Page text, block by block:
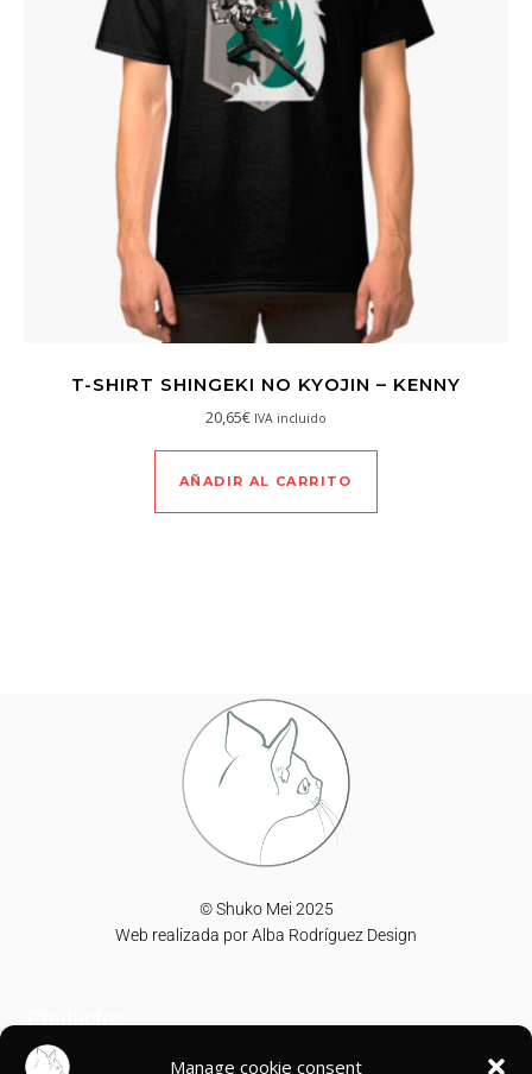
Manage cookie consent
T-SHIRT SHINGEKI NO KYOJIN – KENNY
20,65€ IVA incluido
AÑADIR AL CARRITO
© Shuko Mei 2025
Web realizada porAlba Rodríguez Design
Productos
T-shirts